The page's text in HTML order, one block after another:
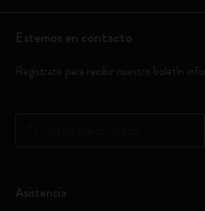
Estemos en contacto
Regístrate para recibir nuestro boletín
Asistencia